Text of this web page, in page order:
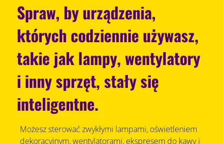
Spraw, by urządzenia,
których codziennie używasz,
takie jak lampy, wentylatory
i inny sprzęt, stały się
inteligentne.
Możesz sterować zwykłymi lampami, oświetleniem
dekoracyjnym, wentylatorami, ekspresem do kawy i